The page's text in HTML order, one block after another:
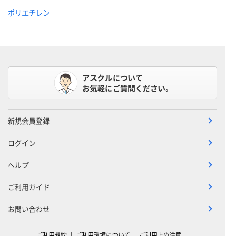
ポリエチレン
アスクルについて
お気軽にご質問ください。
新規会員登録
ログイン
ヘルプ
ご利用ガイド
お問い合わせ